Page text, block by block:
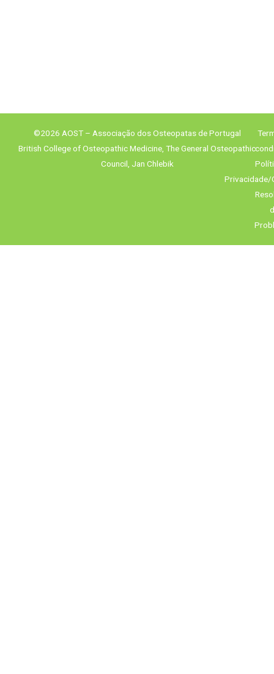
©2026 AOST – Associação dos Osteopatas de Portugal
British College of Osteopathic Medicine, The General Osteopathic
Council, Jan Chlebik
Privacidade/